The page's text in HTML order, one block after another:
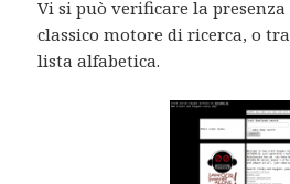
Vi si può verificare la
classico motore di ricerca, o
lista alfabetica.